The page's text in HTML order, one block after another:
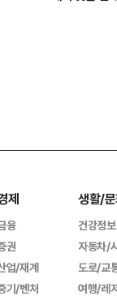
제
융
권
업/재계
기/벤처
생활/
건강정보
자동차/
도로/교
여행/레